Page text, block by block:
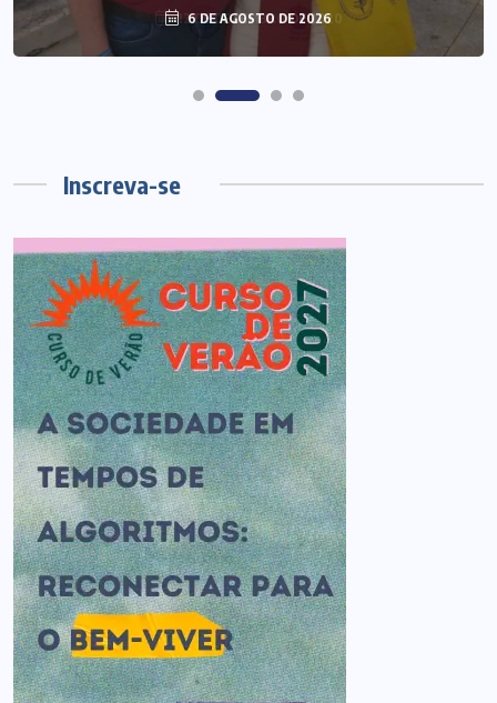
6 DE AGOSTO DE 2026
Inscreva-se